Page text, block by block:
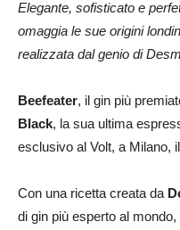
Elegante, sofisticato e
omaggia le sue origini
realizzata dal genio di
Beefeater, il gin più
Black, la sua ultima
esclusivo al Volt, a Milano,
Con una ricetta creata da
di gin più esperto al mondo,